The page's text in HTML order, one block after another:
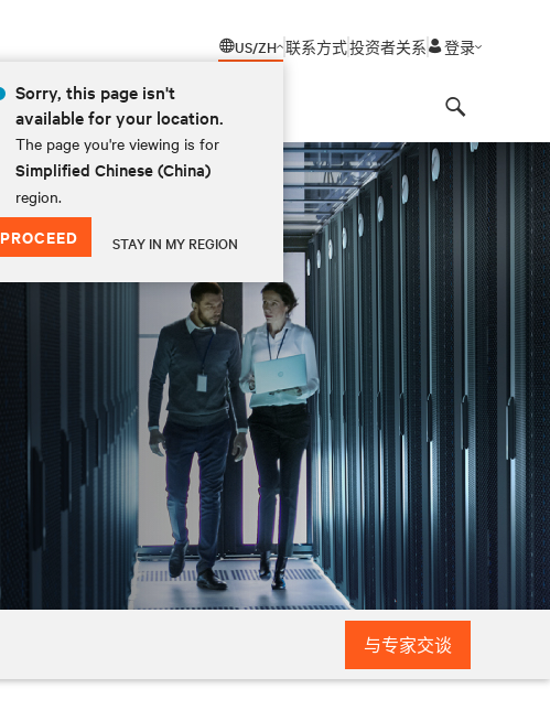
US/ZH
Sorry, this page isn't
available for your location.
The page you're viewing is for
Simplified Chinese (China)
region.
PROCEED STAY IN MY REGION
联系方式投资者关系 登录
与专家交谈